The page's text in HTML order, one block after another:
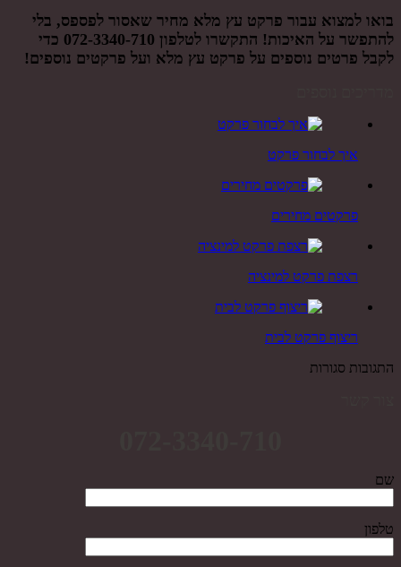
בואו למצוא עבור פרקט עץ מלא מחיר שאסור לפספס, בלי
להתפשר על האיכות! התקשרו לטלפון 072-3340-710 כדי
לקבל פרטים נוספים על פרקט עץ מלא ועל פרקטים נוספים!
איך לבחור פרקט
פרקטים מחירים
רצפת פרקט למינציה
ריצוף פרקט לבית
התגובות סגורות
שם
טלפון